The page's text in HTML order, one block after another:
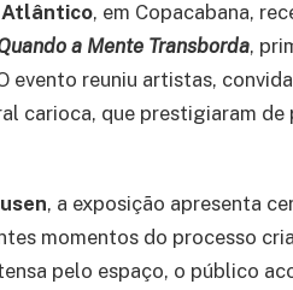
Atlântico, em Copacabana,
a Mente Transborda,
evento reuniu artistas,
carioca, que prestigiaram de
, a exposição apresenta
momentos do processo
pelo espaço, o público